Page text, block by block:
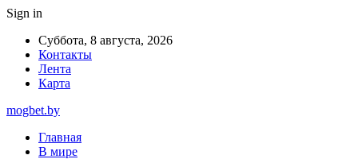
Sign in
Суббота, 8 августа, 2026
Контакты
Лента
Карта
mogbet.by
Главная
В мире